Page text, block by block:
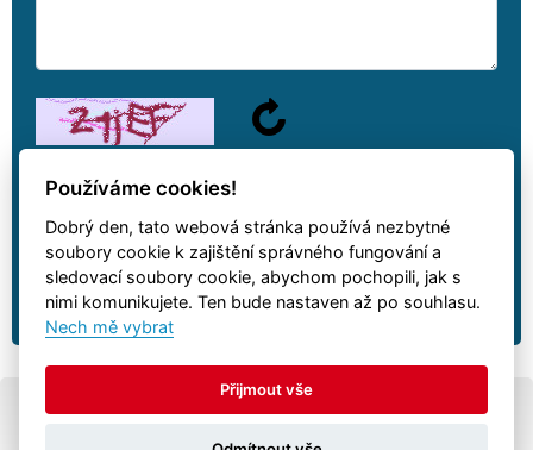
We will answer your question as soon as possible.
© All rights reservedAutovia.cz-trailers
Používáme cookies!
Dobrý den, tato webová stránka používá nezbytné
soubory cookie k zajištění správného fungování a
sledovací soubory cookie, abychom pochopili, jak s
nimi komunikujete. Ten bude nastaven až po souhlasu.
Nech mě vybrat
Přijmout vše